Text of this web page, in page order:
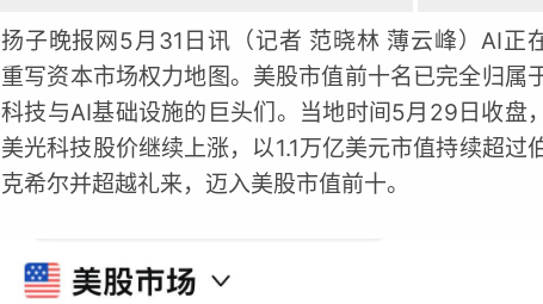
扬子晚报网5月31日讯（记者 范晓林 薄云峰）AI正
重写资本市场权力地图。美股市值前十名已完全归属
科技与AI基础设施的巨头们。当地时间5月29日收盘
美光科技股价继续上涨，以1.1万亿美元市值持续超过
克希尔并超越礼来，迈入美股市值前十。